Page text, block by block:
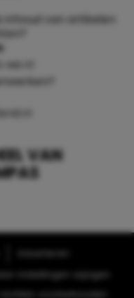
VAN
van artikelen
instellingen wijzigen